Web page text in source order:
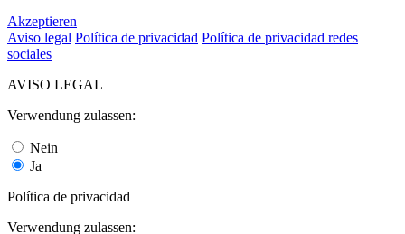
Akzeptieren
Aviso legal Política de privacidad Política de privacidad redes
sociales
AVISO LEGAL
Verwendung zulassen:
Nein
Ja
Política de privacidad
Verwendung zulassen: